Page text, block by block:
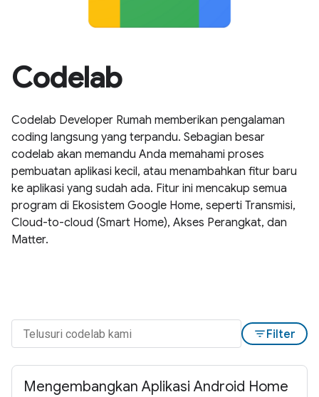
Codelab
Codelab Developer Rumah memberikan pengalaman
coding langsung yang terpandu. Sebagian besar
codelab akan memandu Anda memahami proses
pembuatan aplikasi kecil, atau menambahkan fitur baru
ke aplikasi yang sudah ada. Fitur ini mencakup semua
program di Ekosistem Google Home, seperti Transmisi,
Cloud-to-cloud (Smart Home), Akses Perangkat, dan
Matter.
filter_listFilter
Mengembangkan Aplikasi Android Home